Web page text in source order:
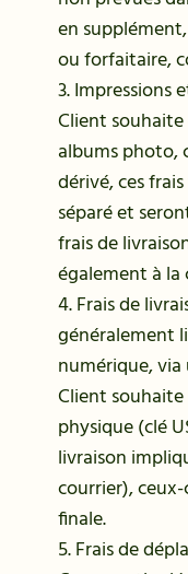
en
ou forfaitaire,
3. Impressions
Client
albums photo,
dérivé, ces
séparé et
frais de
également à la
4. Frais de
généralement
numérique, via
Client
physique (clé
livraison
courrier),
finale.
5. Frais de